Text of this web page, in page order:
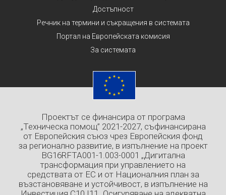
Достъпност
Речник на термини и съкращения в системата
Портал на Европейската комисия
За системата
Проектът се финансира от програма
„Техническа помощ” 2021-2027, съфинансирана
от Европейския съюз чрез Европейския фонд
за регионално развитие, в изпълнение на проект
BG16RFTA001-1.003-0001 „Дигитална
трансформация при управлението на
средствата от ЕС и от Националния план за
възстановяване и устойчивост, в изпълнение на